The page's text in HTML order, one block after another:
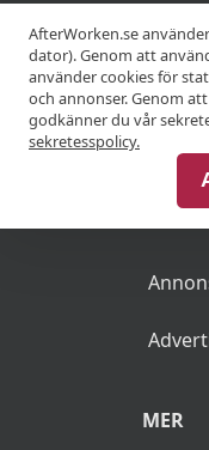
MER
AfterWorken.se
dator). Genom att
använder cookies för
och annonser. Genom
godkänner du vår
sekretesspolicy.